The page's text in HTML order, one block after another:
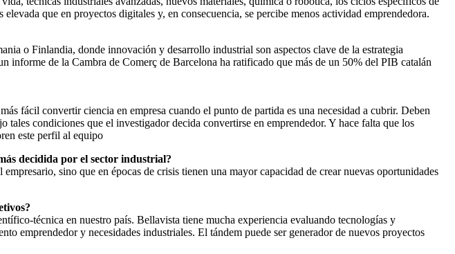
que en proyectos digitales y, en consecuencia, se percibe menos actividad emprendedora.
o Finlandia, donde innovación y desarrollo industrial son aspectos clave de la estrategia
de la Cambra de Comerç de Barcelona ha ratificado que más de un 50% del PIB catalán
fácil convertir ciencia en empresa cuando el punto de partida es una necesidad a cubrir. Deben
condiciones que el investigador decida convertirse en emprendedor. Y hace falta que los
este perfil al equipo
decidida por el sector industrial?
sino que en épocas de crisis tienen una mayor capacidad de crear nuevas oportunidades
técnica en nuestro país. Bellavista tiene mucha experiencia evaluando tecnologías y
emprendedor y necesidades industriales. El tándem puede ser generador de nuevos proyectos